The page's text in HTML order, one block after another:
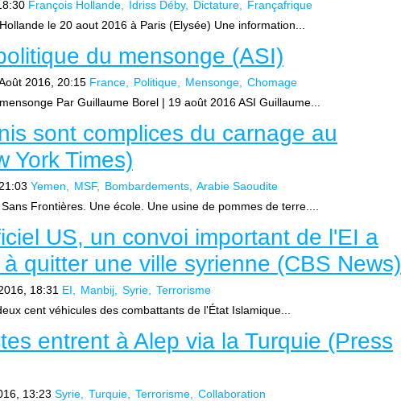
François Hollande Idriss Déby Dictature
Françafrique
le 20 aout 2016 à Paris (Elysée) Une information...
du mensonge (ASI)
2016, 20:15 France Politique Mensonge
Chomage
Par Guillaume Borel | 19 août 2016 ASI Guillaume...
sont complices du carnage au
York Times)
Yemen MSF Bombardements Arabie Saoudite
Frontières. Une école. Une usine de pommes de terre....
US, un convoi important de l'EI a
quitter une ville syrienne (CBS News)
18:31 EI Manbij Syrie
Terrorisme
cent véhicules des combattants de l'État Islamique...
entrent à Alep via la Turquie (Press
13:23 Syrie Turquie Terrorisme
Collaboration